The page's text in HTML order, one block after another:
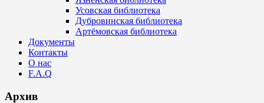
Усовская библиотека
Дубровинская библиотека
Артёмовская библиотека
Документы
Контакты
О нас
F.A.Q
Архив